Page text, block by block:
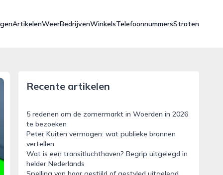
ArtikelenWeerBedrijvenWinkelsTelefoonnummersStraten
Recente artikelen
5 redenen om de zomermarkt in Woerden in 2026
te bezoeken
Peter Kuiten vermogen: wat publieke bronnen
vertellen
Wat is een transitluchthaven? Begrip uitgelegd in
helder Nederlands